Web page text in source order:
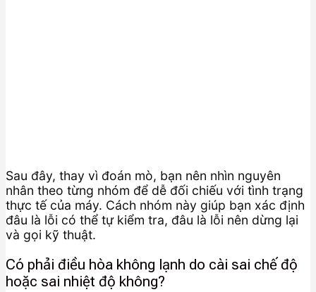
Sau đây, thay vì đoán mò, bạn nên nhìn nguyên
nhân theo từng nhóm để dễ đối chiếu với tình trạng
thực tế của máy. Cách nhóm này giúp bạn xác định
đâu là lỗi có thể tự kiểm tra, đâu là lỗi nên dừng lại
và gọi kỹ thuật.
Có phải điều hòa không lạnh do cài sai chế độ
hoặc sai nhiệt độ không?